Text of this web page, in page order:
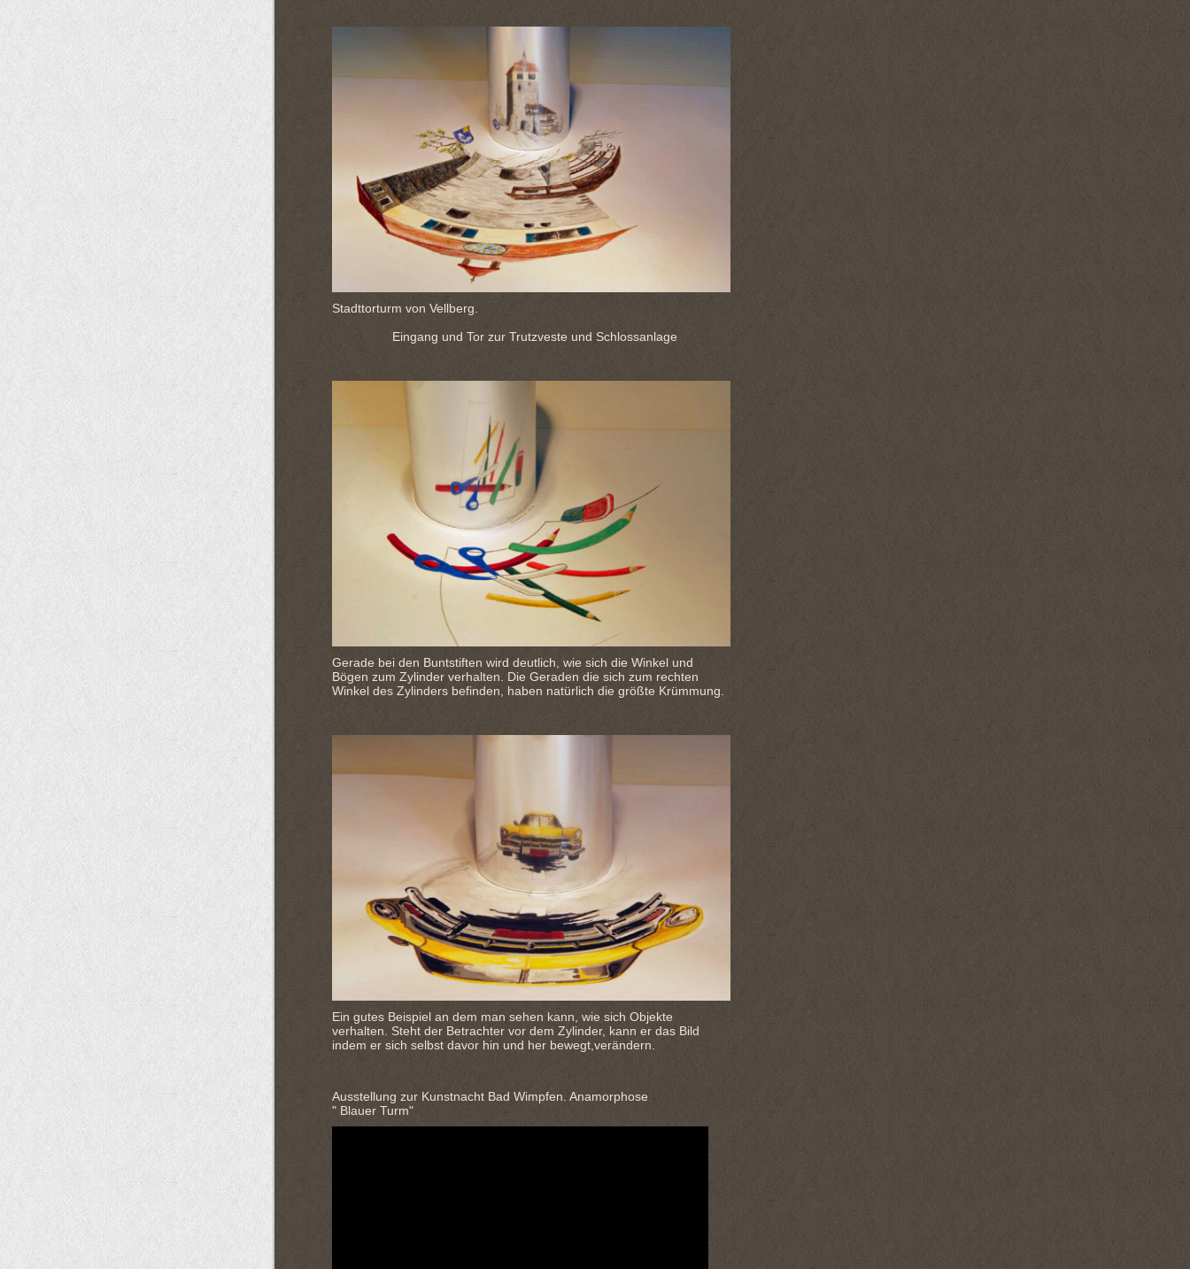
Stadttorturm von Vellberg.
Eingang und Tor zur Trutzveste und Schlossanlage
Gerade bei den Buntstiften wird deutlich, wie sich die Winkel und
Bögen zum Zylinder verhalten. Die Geraden die sich zum rechten
Winkel des Zylinders befinden, haben natürlich die größte Krümmung.
Ein gutes Beispiel an dem man sehen kann, wie sich Objekte
verhalten. Steht der Betrachter vor dem Zylinder, kann er das Bild
indem er sich selbst davor hin und her bewegt,verändern.
Ausstellung zur Kunstnacht Bad Wimpfen. Anamorphose
" Blauer Turm"